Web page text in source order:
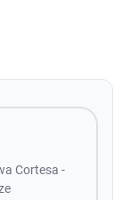
Cortesa -